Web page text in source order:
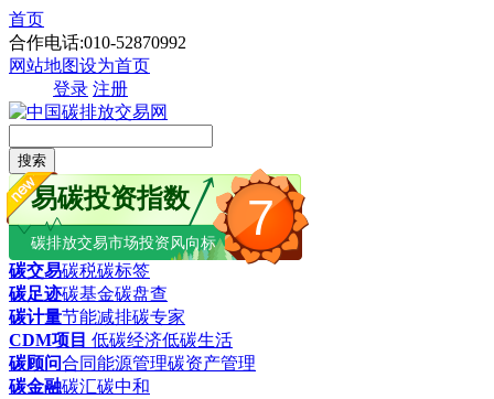
首页
合作电话:010-52870992
网站地图设为首页
登录 注册
搜索
7
易碳投资指数
碳排放交易市场投资风向标
碳交易碳税碳标签
碳足迹碳基金碳盘查
碳计量节能减排碳专家
CDM项目 低碳经济低碳生活
碳顾问合同能源管理碳资产管理
碳金融碳汇碳中和